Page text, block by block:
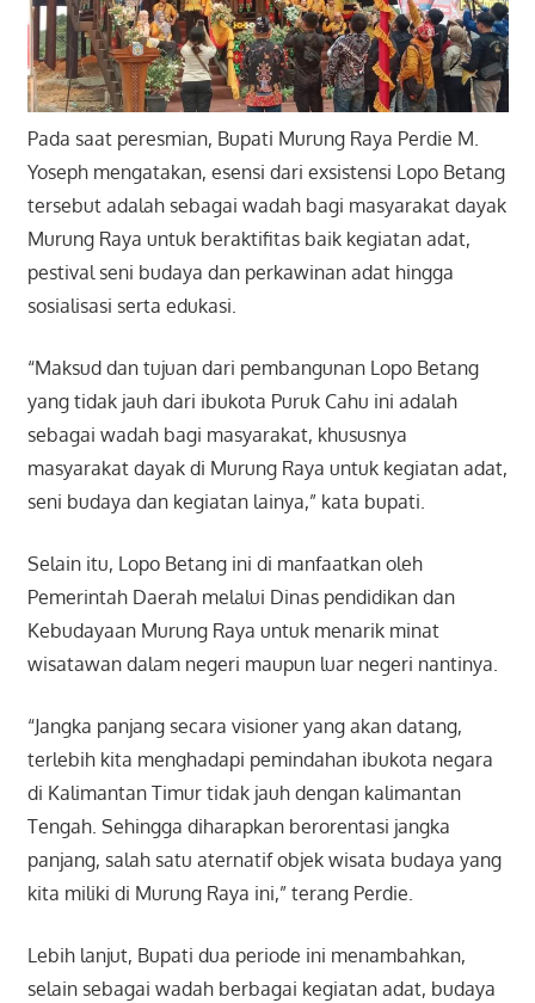
Pada saat peresmian, Bupati Murung Raya Perdie M.
Yoseph mengatakan, esensi dari exsistensi Lopo Betang
tersebut adalah sebagai wadah bagi masyarakat dayak
Murung Raya untuk beraktifitas baik kegiatan adat,
pestival seni budaya dan perkawinan adat hingga
sosialisasi serta edukasi.
“Maksud dan tujuan dari pembangunan Lopo Betang
yang tidak jauh dari ibukota Puruk Cahu ini adalah
sebagai wadah bagi masyarakat, khususnya
masyarakat dayak di Murung Raya untuk kegiatan adat,
seni budaya dan kegiatan lainya,” kata bupati.
Selain itu, Lopo Betang ini di manfaatkan oleh
Pemerintah Daerah melalui Dinas pendidikan dan
Kebudayaan Murung Raya untuk menarik minat
wisatawan dalam negeri maupun luar negeri nantinya.
“Jangka panjang secara visioner yang akan datang,
terlebih kita menghadapi pemindahan ibukota negara
di Kalimantan Timur tidak jauh dengan kalimantan
Tengah. Sehingga diharapkan berorentasi jangka
panjang, salah satu aternatif objek wisata budaya yang
kita miliki di Murung Raya ini,” terang Perdie.
Lebih lanjut, Bupati dua periode ini menambahkan,
selain sebagai wadah berbagai kegiatan adat, budaya